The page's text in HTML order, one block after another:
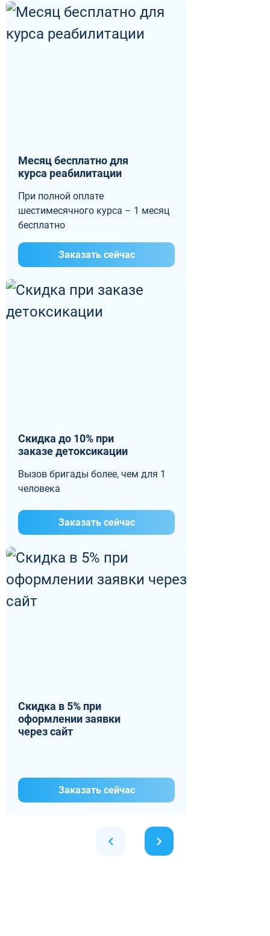
Месяц бесплатно для
курса реабилитации
При полной оплате
шестимесячного курса – 1 месяц
бесплатно
Заказать сейчас
Скидка до 10% при
заказе детоксикации
Вызов бригады более, чем для 1
человека
Заказать сейчас
Скидка в 5% при
оформлении заявки
через сайт
Заказать сейчас